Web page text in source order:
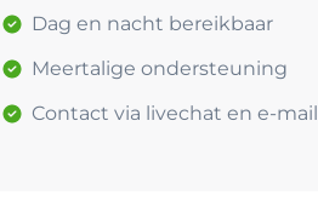
Dag en nacht bereikbaar
Meertalige ondersteuning
Contact via livechat en e-mail